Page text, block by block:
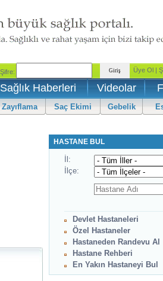
Sağlık Haberleri Videolar
Zayıflama Saç Ekimi Gebelik
HASTANE BUL
İl:
İlçe:
Devlet Hastaneleri
Özel Hastaneler
Hastaneden Randevu Al
Hastane Rehberi
En Yakın Hastaneyi Bul